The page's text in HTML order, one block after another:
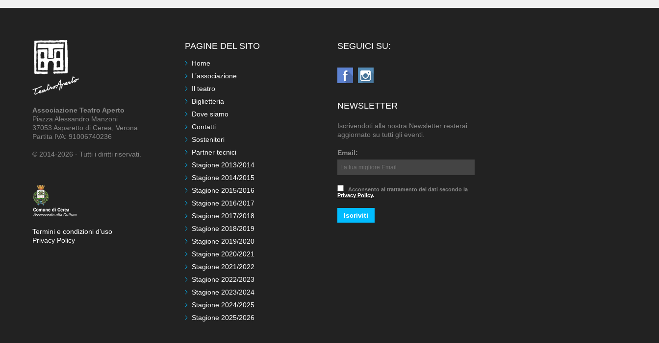
Associazione Teatro Aperto
Piazza Alessandro Manzoni
37053 Asparetto di Cerea, Verona
Partita IVA: 91006740236
© 2014-2026 - Tutti i diritti riservati.
Termini e condizioni d'uso
Privacy Policy
PAGINE DEL SITO
Home
L’associazione
Il teatro
Biglietteria
Dove siamo
Contatti
Sostenitori
Partner tecnici
Stagione 2013/2014
Stagione 2014/2015
Stagione 2015/2016
Stagione 2016/2017
Stagione 2017/2018
Stagione 2018/2019
Stagione 2019/2020
Stagione 2020/2021
Stagione 2021/2022
Stagione 2022/2023
Stagione 2023/2024
Stagione 2024/2025
Stagione 2025/2026
SEGUICI SU:
NEWSLETTER
Iscrivendoti alla nostra Newsletter resterai
aggiornato su tutti gli eventi.
Email:
Acconsento al trattamento dei dati secondo la
Privacy Policy.